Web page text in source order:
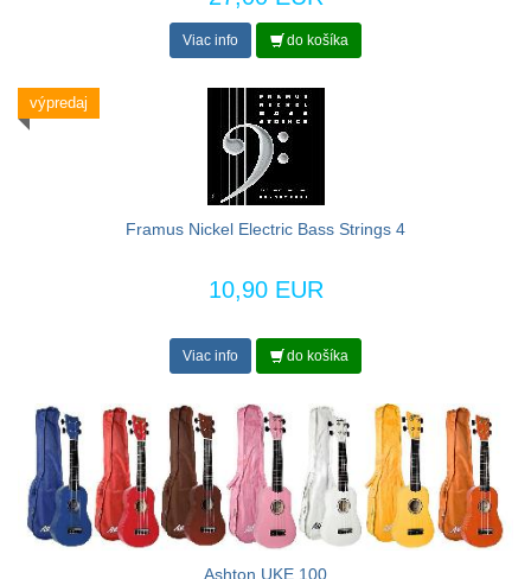
Viac info do košíka
výpredaj
Framus Nickel Electric Bass Strings 4
10,90 EUR
Viac info do košíka
Ashton UKE 100